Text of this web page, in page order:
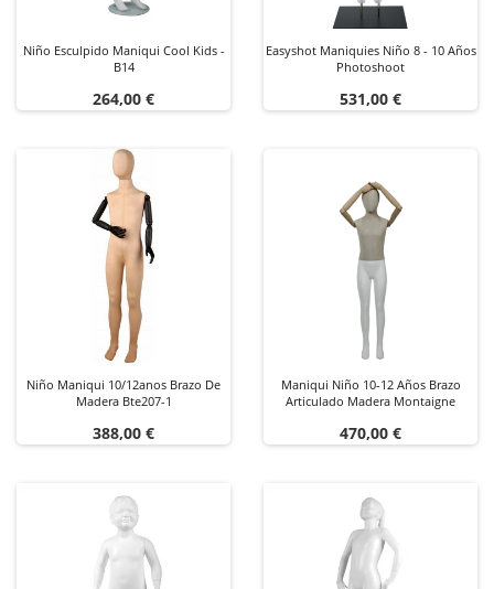
Niño Esculpido Maniqui Cool Kids -
B14
Precio
264,00 €
Easyshot Maniquies Niño 8 - 10 Años
Photoshoot
Precio
531,00 €
Niño Maniqui 10/12anos Brazo De
Madera Bte207-1
Precio
388,00 €
Maniqui Niño 10-12 Años Brazo
Articulado Madera Montaigne
Precio
470,00 €